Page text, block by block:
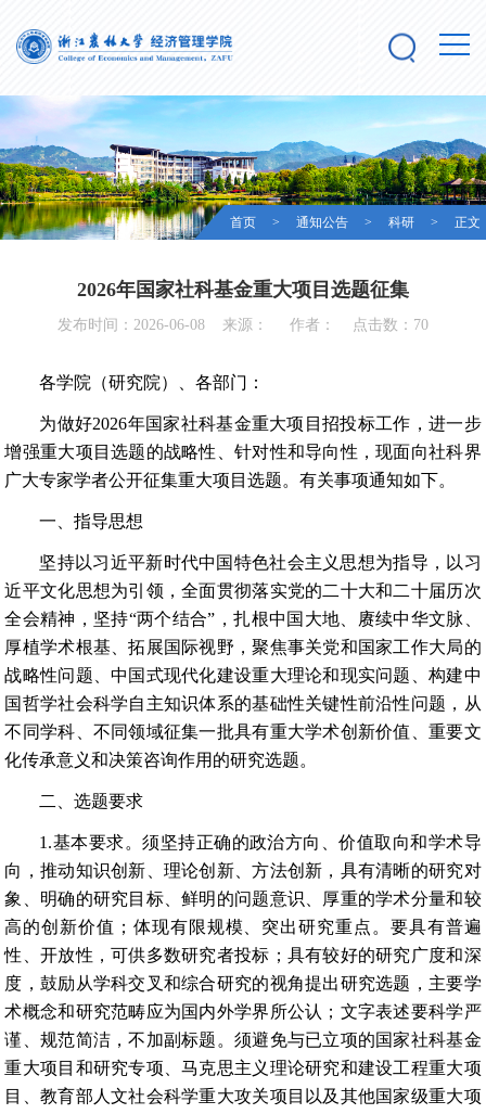
首页 > 通知公告 > 科研 > 正文
2026年国家社科基金重大项目选题征集
发布时间：2026-06-08 来源： 作者： 点击数： 70
各学院（研究院）、各部门：
为做好2026年国家社科基金重大项目招投标工作，进一步
增强重大项目选题的战略性、针对性和导向性，现面向社科界
广大专家学者公开征集重大项目选题。有关事项通知如下。
一、指导思想
坚持以习近平新时代中国特色社会主义思想为指导，以习
近平文化思想为引领，全面贯彻落实党的二十大和二十届历次
全会精神，坚持“两个结合”，扎根中国大地、赓续中华文脉、
厚植学术根基、拓展国际视野，聚焦事关党和国家工作大局的
战略性问题、中国式现代化建设重大理论和现实问题、构建中
国哲学社会科学自主知识体系的基础性关键性前沿性问题，从
不同学科、不同领域征集一批具有重大学术创新价值、重要文
化传承意义和决策咨询作用的研究选题。
二、选题要求
1.基本要求。须坚持正确的政治方向、价值取向和学术导
向，推动知识创新、理论创新、方法创新，具有清晰的研究对
象、明确的研究目标、鲜明的问题意识、厚重的学术分量和较
高的创新价值；体现有限规模、突出研究重点。要具有普遍
性、开放性，可供多数研究者投标；具有较好的研究广度和深
度，鼓励从学科交叉和综合研究的视角提出研究选题，主要学
术概念和研究范畴应为国内外学界所公认；文字表述要科学严
谨、规范简洁，不加副标题。须避免与已立项的国家社科基金
重大项目和研究专项、马克思主义理论研究和建设工程重大项
目、教育部人文社会科学重大攻关项目以及其他国家级重大项